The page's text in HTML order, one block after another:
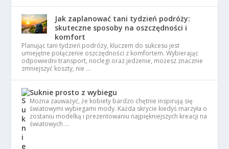
Jak zaplanować tani tydzień podróży:
skuteczne sposoby na oszczędności i
komfort
Planując tani tydzień podróży, kluczem do sukcesu jest
umiejętne połączenie oszczędności z komfortem. Wybierając
odpowiedni transport, noclegi oraz jedzenie, możesz znacznie
zmniejszyć koszty, nie …
Suknie prosto z wybiegu
Można zauważyć, że kobiety bardzo chętnie inspirują się
światowymi wybiegami mody. Każda skrycie kiedyś marzyła o
zostaniu modelką i prezentowaniu najpiękniejszych kreacji na
światowych …